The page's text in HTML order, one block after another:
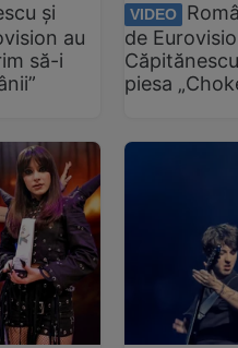
și
au
să-i
VIDEO
de
piesa